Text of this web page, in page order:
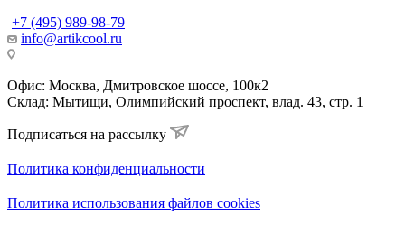
+7 (495) 989-98-79
info@artikcool.ru
Офис: Москва, Дмитровское шоссе, 100к2
Склад: Мытищи, Олимпийский проспект, влад. 43, стр. 1
Подписаться на рассылку
Политика конфиденциальности
Политика использования файлов cookies